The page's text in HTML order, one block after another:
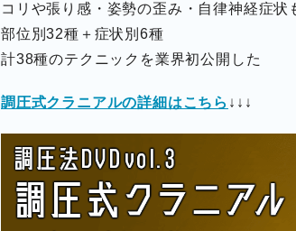
コリや張り感・姿勢の歪み・自律神経症状
部位別32種＋症状別6種
計38種のテクニックを業界初公開した
調圧式クラニアルの詳細はこちら ↓↓↓